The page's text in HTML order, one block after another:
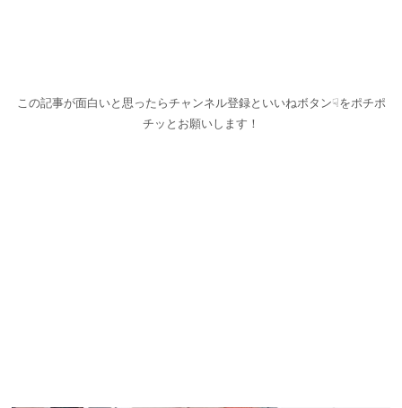
この記事が面白いと思ったらチャンネル登録といいねボタン☟をポチポ
チッとお願いします！